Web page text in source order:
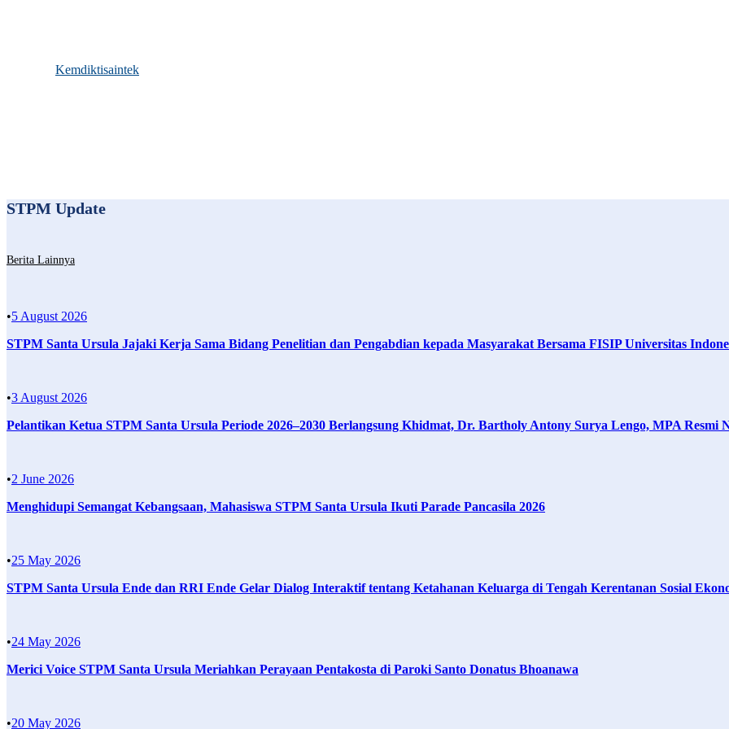
Kemdiktisaintek
STPM Update
Berita Lainnya
•5 August 2026
STPM Santa Ursula Jajaki Kerja Sama Bidang Penelitian dan Pengabdian kepada Masyarakat Bersama FISIP Universitas
•3 August 2026
Pelantikan Ketua STPM Santa Ursula Periode 2026–2030 Berlangsung Khidmat, Dr. Bartholy Antony Surya Lengo, MPA Resmi
•2 June 2026
Menghidupi Semangat Kebangsaan, Mahasiswa STPM Santa Ursula Ikuti Parade Pancasila 2026
•25 May 2026
STPM Santa Ursula Ende dan RRI Ende Gelar Dialog Interaktif tentang Ketahanan Keluarga di Tengah Kerentanan Sosial
•24 May 2026
Merici Voice STPM Santa Ursula Meriahkan Perayaan Pentakosta di Paroki Santo Donatus Bhoanawa
•20 May 2026